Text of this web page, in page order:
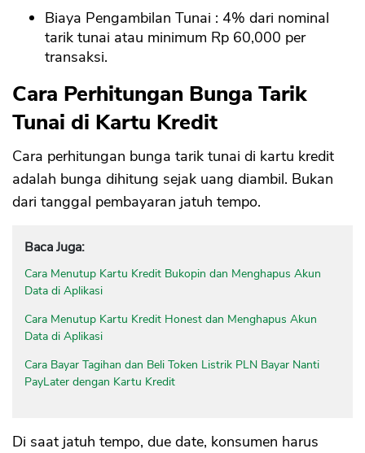
Biaya Pengambilan Tunai : 4% dari nominal
tarik tunai atau minimum Rp 60,000 per
transaksi.
Cara Perhitungan Bunga Tarik
Tunai di Kartu Kredit
Cara perhitungan bunga tarik tunai di kartu kredit
adalah bunga dihitung sejak uang diambil. Bukan
dari tanggal pembayaran jatuh tempo.
Baca Juga:
Cara Menutup Kartu Kredit Bukopin dan Menghapus Akun
Data di Aplikasi
Cara Menutup Kartu Kredit Honest dan Menghapus Akun
Data di Aplikasi
Cara Bayar Tagihan dan Beli Token Listrik PLN Bayar Nanti
PayLater dengan Kartu Kredit
Di saat jatuh tempo, due date, konsumen harus